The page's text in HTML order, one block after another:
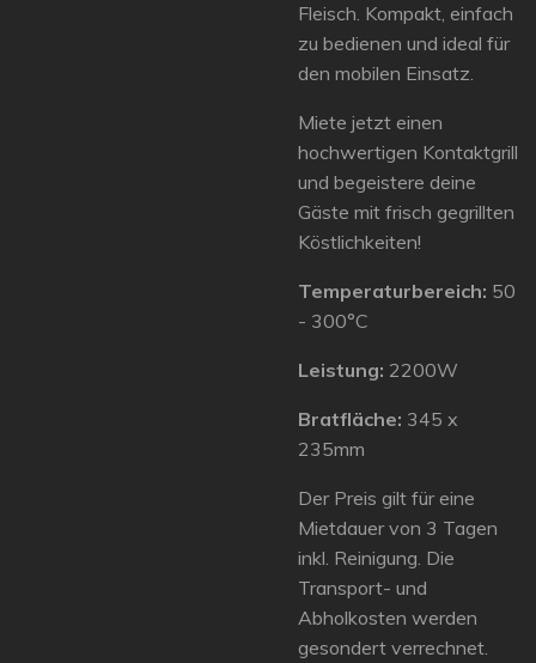
Fleisch. Kompakt, einfach
zu bedienen und ideal für
den mobilen Einsatz.
Miete jetzt einen
hochwertigen Kontaktgrill
und begeistere deine
Gäste mit frisch gegrillten
Köstlichkeiten!
Temperaturbereich: 50
- 300°C
Leistung: 2200W
Bratfläche: 345 x
235mm
Der Preis gilt für eine
Mietdauer von 3 Tagen
inkl. Reinigung. Die
Transport- und
Abholkosten werden
gesondert verrechnet.